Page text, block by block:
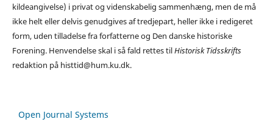
kildeangivelse) i privat og videnskabelig sammenhæng, men de må
ikke helt eller delvis genudgives af tredjepart, heller ikke i redigeret
form, uden tilladelse fra forfatterne og Den danske historiske
Forening. Henvendelse skal i så fald rettes tilHistorisk Tidsskrifts
redaktion på histtid@hum.ku.dk.
Open Journal Systems